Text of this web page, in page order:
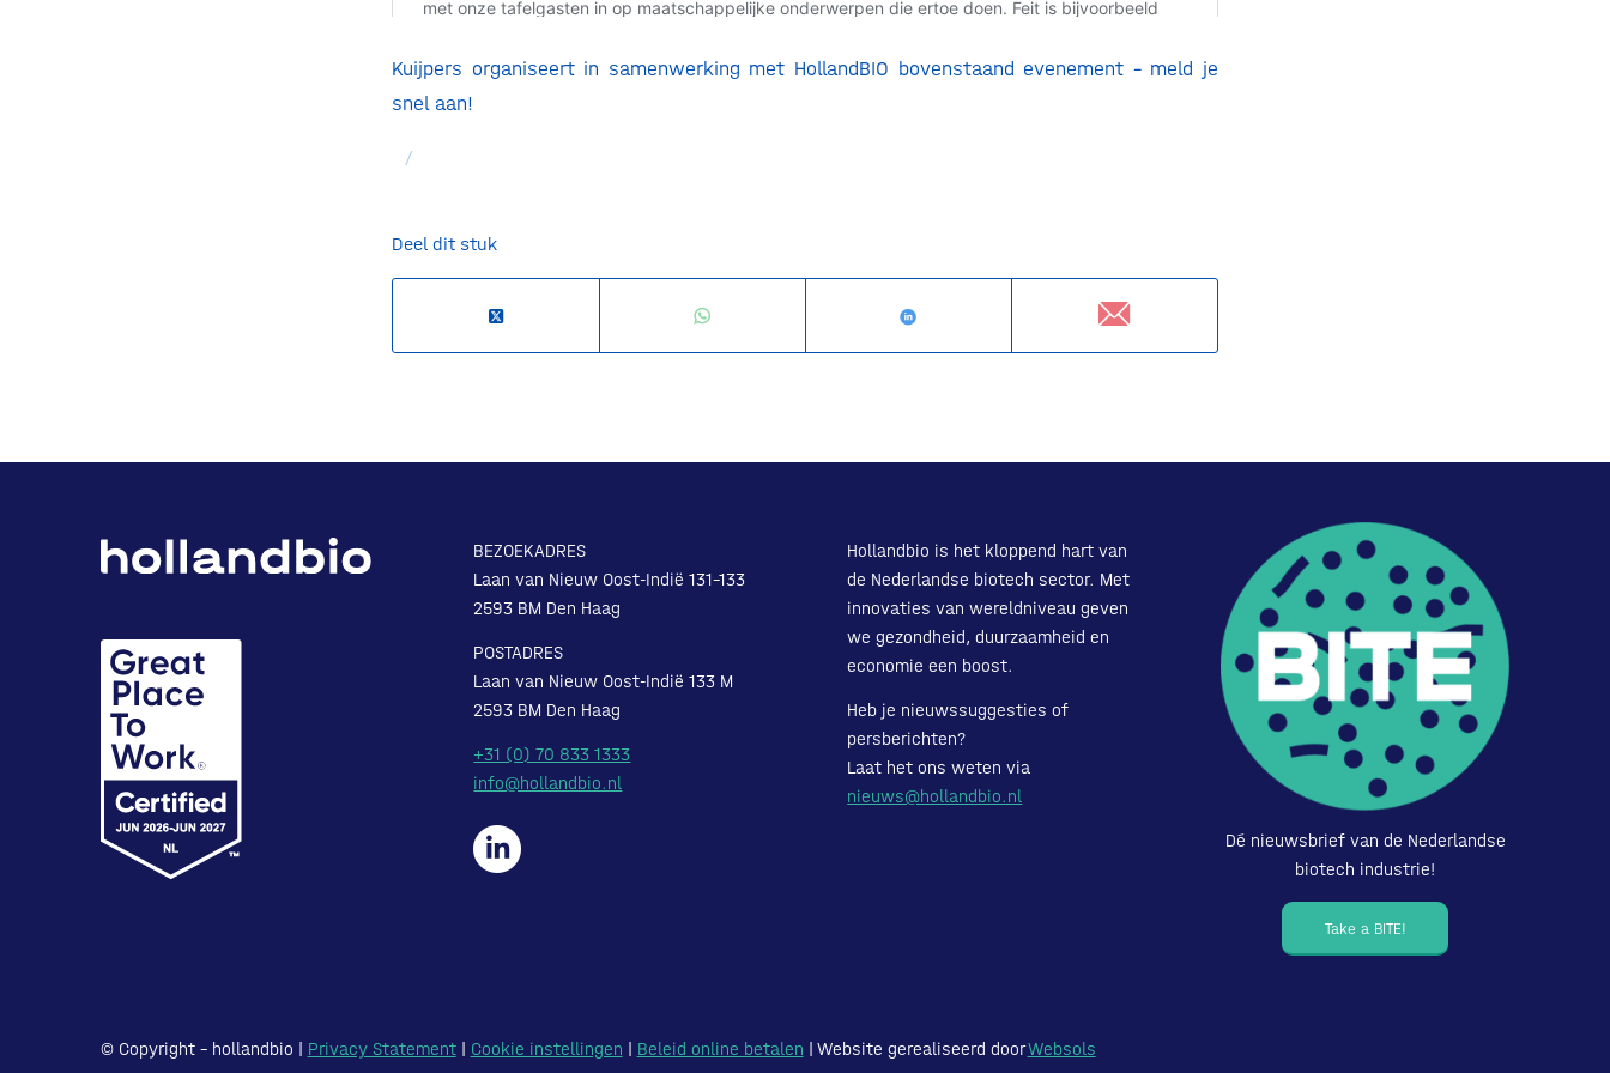
Kuijpers organiseert in samenwerking met HollandBIO bovenstaand evenement – meld je
snel aan!
/
Deel dit stuk
BEZOEKADRES
Laan van Nieuw Oost-Indië 131-133
2593 BM Den Haag
POSTADRES
Laan van Nieuw Oost-Indië 133 M
2593 BM Den Haag
+31 (0) 70 833 1333
info@hollandbio.nl
Hollandbio is het kloppend hart van
de Nederlandse biotech sector. Met
innovaties van wereldniveau geven
we gezondheid, duurzaamheid en
economie een boost.
Heb je nieuwssuggesties of
persberichten?
Laat het ons weten via
nieuws@hollandbio.nl
Dé nieuwsbrief van de Nederlandse
biotech industrie!
Take a BITE!
© Copyright – hollandbio | Privacy Statement| Cookie instellingen | Beleid online betalen | Website gerealiseerd doorWebsols